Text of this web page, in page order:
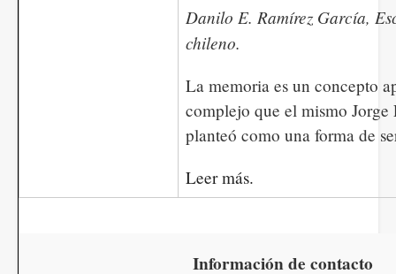
​​​​​​Danilo E. Ramírez García,
chileno.
La memoria es un concepto
complejo que el mismo Jorge
planteó como una forma de
Leer más.
Información de contacto